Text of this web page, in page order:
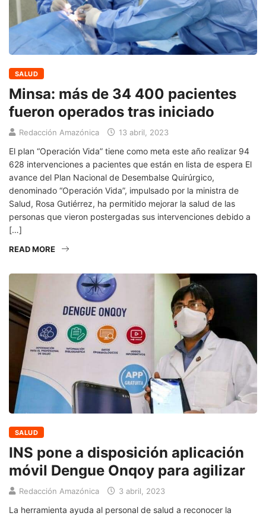
SALUD
Minsa: más de 34 400 pacientes
fueron operados tras iniciado
Redacción Amazónica 13 abril, 2023
El plan “Operación Vida” tiene como meta este año realizar 94
628 intervenciones a pacientes que están en lista de espera El
avance del Plan Nacional de Desembalse Quirúrgico,
denominado “Operación Vida”, impulsado por la ministra de
Salud, Rosa Gutiérrez, ha permitido mejorar la salud de las
personas que vieron postergadas sus intervenciones debido a
[…]
READ MORE
SALUD
INS pone a disposición aplicación
móvil Dengue Onqoy para agilizar
Redacción Amazónica 3 abril, 2023
La herramienta ayuda al personal de salud a reconocer la